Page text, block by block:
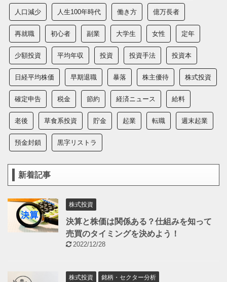
人口減少 人生100年時代 働き方 億万長者
再就職 初心者 副業 大学生 女性 定年
少額投資 平均年収 投資 投資手法 投資本
日経平均株価 早期退職 暴落 株主優待 株式投資
確定申告 税金 節約 経済ニュース 給料
老後 草食系投資 貯金 起業 転職 週末起業
預金封鎖 黒字リストラ
新着記事
株式投資
決算と株価は関係ある？仕組みを知って
売買のタイミングを決めよう！
2022/12/28
株式投資 銘柄・セクター分析